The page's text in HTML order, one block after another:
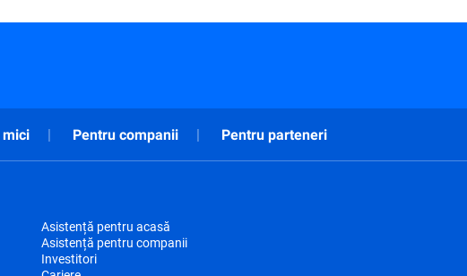
mici Pentru companii Pentru parteneri
Asistență pentru acasă
Asistență pentru companii
Investitori